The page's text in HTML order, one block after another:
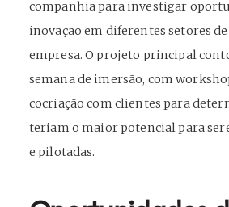
companhia para investigar
inovação em diferentes setores
empresa. O projeto principal
semana de imersão, com
cocriação com clientes para
teriam o maior potencial para
e pilotadas.